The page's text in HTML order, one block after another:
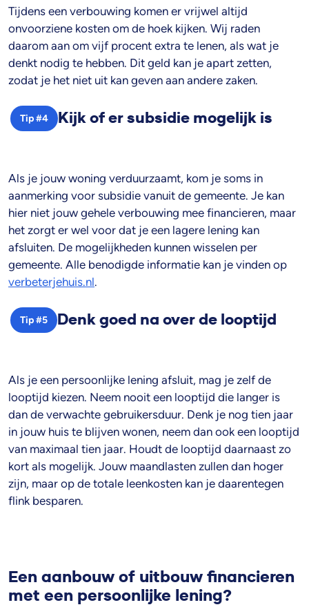
Tijdens een verbouwing komen er vrijwel altijd
onvoorziene kosten om de hoek kijken. Wij raden
daarom aan om vijf procent extra te lenen, als wat je
denkt nodig te hebben. Dit geld kan je apart zetten,
zodat je het niet uit kan geven aan andere zaken.
Tip #4 Kijk of er subsidie mogelijk is
Als je jouw woning verduurzaamt, kom je soms in
aanmerking voor subsidie vanuit de gemeente. Je kan
hier niet jouw gehele verbouwing mee financieren, maar
het zorgt er wel voor dat je een lagere lening kan
afsluiten. De mogelijkheden kunnen wisselen per
gemeente. Alle benodigde informatie kan je vinden op
verbeterjehuis.nl.
Tip #5 Denk goed na over de looptijd
Als je een persoonlijke lening afsluit, mag je zelf de
looptijd kiezen. Neem nooit een looptijd die langer is
dan de verwachte gebruikersduur. Denk je nog tien jaar
in jouw huis te blijven wonen, neem dan ook een looptijd
van maximaal tien jaar. Houdt de looptijd daarnaast zo
kort als mogelijk. Jouw maandlasten zullen dan hoger
zijn, maar op de totale leenkosten kan je daarentegen
flink besparen.
Een aanbouw of uitbouw financieren
met een persoonlijke lening?